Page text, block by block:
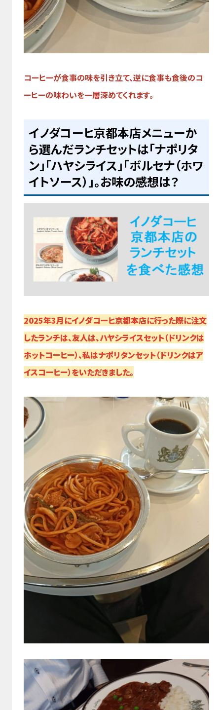
コーヒーが食事の味を引き立て、逆に食事も食後のコ
ーヒーの味わいを一層深めてくれます。
イノダコーヒ京都本店メニューか
ら選んだランチセットは「ナポリタ
ン」「ハヤシライス」「ボルセナ（ホワ
イトソース）」。お味の感想は？
2025年3月にイノダコーヒ京都本店に行った際に注文
したランチは、友人は、ハヤシライスセット（ドリンクは
ホットコーヒー）、私はナポリタンセット（ドリンクはア
イスコーヒー）をいただきました。